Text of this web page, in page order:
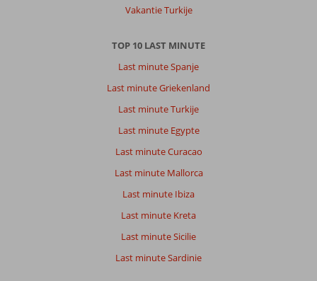
Vakantie Turkije
TOP 10 LAST MINUTE
Last minute Spanje
Last minute Griekenland
Last minute Turkije
Last minute Egypte
Last minute Curacao
Last minute Mallorca
Last minute Ibiza
Last minute Kreta
Last minute Sicilie
Last minute Sardinie